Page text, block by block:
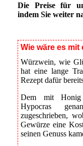
Die Preise für
indem Sie weiter
Wie wäre es
Würzwein, wie
hat eine lange
Rezept dafür
Dem mit Honig
Hypocras
zugeschrieben,
Gewürze eine
seinen Genuss